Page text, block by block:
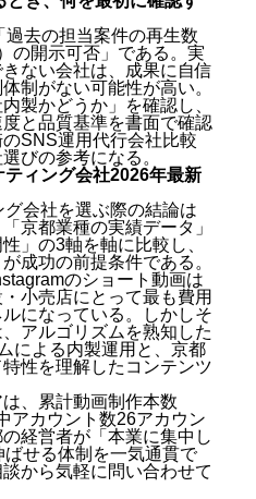
去の担当案件の再生数
の開示可否」である。実
ない会社は、成果に自信
制がない可能性が高い。
製かどうか」を確認し、
と品質基準を書面で確認
のSNS運用代行会社比較
びの参考になる。
ィング会社2026年最新
会社を選ぶ際の結論は
京都業種の実績データ」
」の3軸を軸に比較し、
成功の前提条件である。
のショート動画は
小売店にとって最も費用
になっている。しかしそ
アルゴリズムを熟知した
による内製運用と、京都
性を理解したコンテンツ
、累計動画制作本数
アカウント数26アカウン
経営者が「本業に集中し
せる体制を一気通貫で
から気軽に問い合わせて